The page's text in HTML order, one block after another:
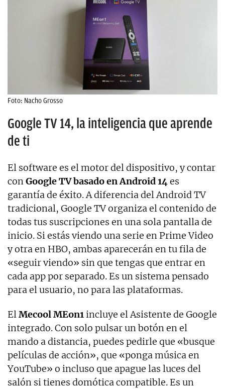
Foto: Nacho Grosso
Google TV 14, la inteligencia que aprende
de ti
El software es el motor del dispositivo, y contar
conGoogle TV basado en Android 14es
garantía de éxito. A diferencia del Android TV
tradicional, Google TV organiza el contenido de
todas tus suscripciones en una sola pantalla de
inicio. Si estás viendo una serie en Prime Video
y otra en HBO, ambas aparecerán en tu fila de
«seguir viendo» sin que tengas que entrar en
cada app por separado. Es un sistema pensado
para el usuario, no para las plataformas.
ElMecool MEon1incluye el Asistente de Google
integrado. Con solo pulsar un botón en el
mando a distancia, puedes pedirle que «busque
películas de acción», que «ponga música en
YouTube» o incluso que apague las luces del
salón si tienes domótica compatible. Es un